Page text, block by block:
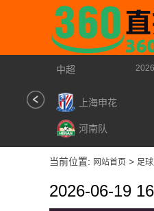
中超
上海申花
河南队
当前位置: 网站首页 > 足
2026-06-19